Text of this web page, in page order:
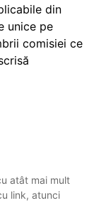
din
unice pe
comisiei ce
atât mai mult
link, atunci